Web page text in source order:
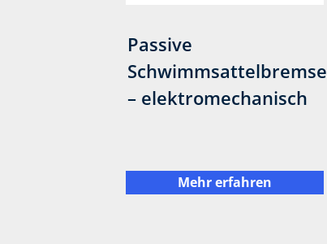
Passive
Schwimmsattelbremse
– elektromechanisch
Mehr erfahren